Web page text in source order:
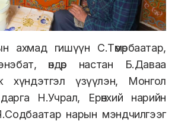
ахмад гишүүн С.Төмөрбаатар,
өндөр настан Б.Даваа
хүндэтгэл үзүүлэн, Монгол
Н.Учрал, Ерөнхий нарийн
нарын мэндчилгээг